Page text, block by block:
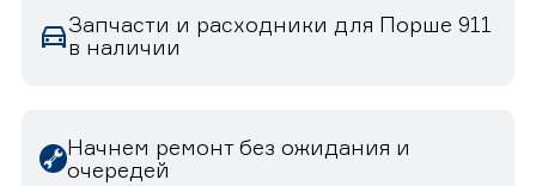
Запчасти и расходники для Порше 911
в наличии
Начнем ремонт без ожидания и
очередей